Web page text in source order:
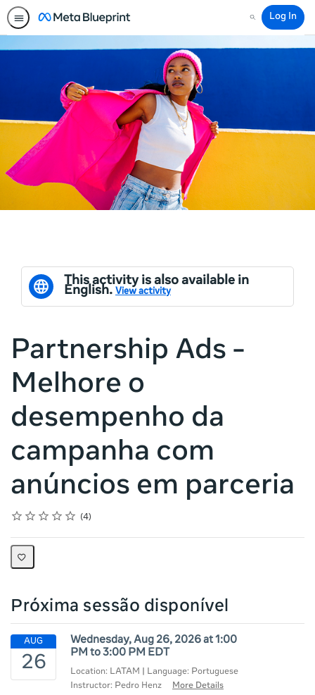
Search
Log In
This activity is also available in
English. View activity
Partnership Ads -
Melhore o
desempenho da
campanha com
anúncios em parceria
Rating
1 star
2 stars
3 stars
4 stars
5 stars
Average rating: 5.0
4
4 reviews
Próxima sessão disponível
Wednesday, Aug 26, 2026 at 1:00
PM to 3:00 PM EDT
Location: LATAM | Language: Portuguese
Instructor: Pedro Henz
More Details